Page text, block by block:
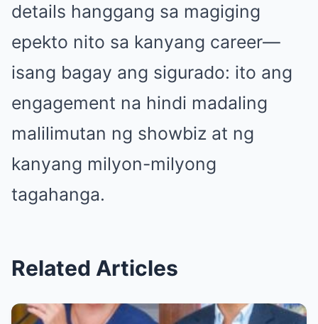
details hanggang sa magiging
epekto nito sa kanyang career—
isang bagay ang sigurado: ito ang
engagement na hindi madaling
malilimutan ng showbiz at ng
kanyang milyon-milyong
tagahanga.
Related Articles